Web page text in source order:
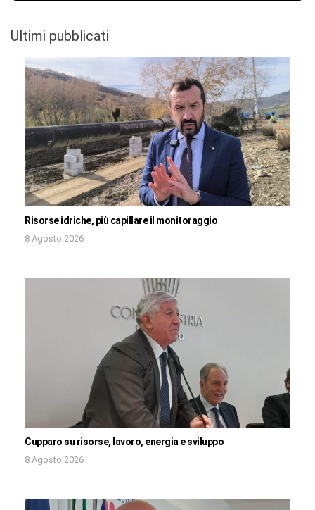
Ultimi pubblicati
Risorse idriche, più capillare il monitoraggio
8 Agosto 2026
Cupparo su risorse, lavoro, energia e sviluppo
8 Agosto 2026